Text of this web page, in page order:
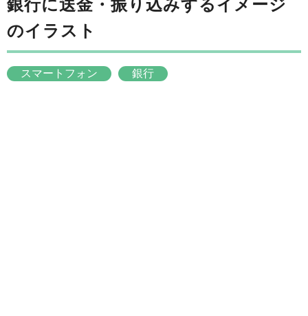
銀行に送金・振り込みするイメージ
のイラスト
スマートフォン 銀行